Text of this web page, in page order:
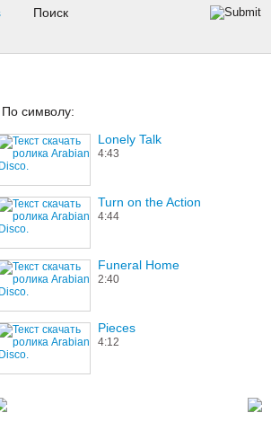
По символу:
Lonely Talk
4:43
Turn on the Action
4:44
Funeral Home
2:40
Pieces
4:12